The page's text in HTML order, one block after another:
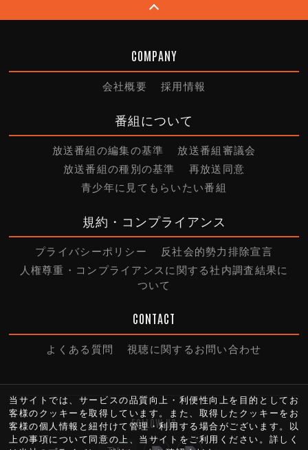
COMPANY
会社概要 採用情報
番組について
放送番組の編集の基準
放送番組審議会
放送番組の種別の基準
再放送同意
青少年に見てもらいたい番組
規約・コンプライアンス
プライバシーポリシー
反社会的勢力排除宣言
人権尊重・コンプライアンスに関する社内調査結果に
ついて
CONTACT
よくある質問 視聴に関するお問い合わせ
FOLLOW US
当サイトでは、サービスの品質向上・利便性向上を目的としてお
客様のクッキーを取得しています。また、取得したクッキーをお
客様の個人情報と紐付けて管理・利用する場合がございます。以
上の事項について同意の上、当サイトをご利用ください。詳しく